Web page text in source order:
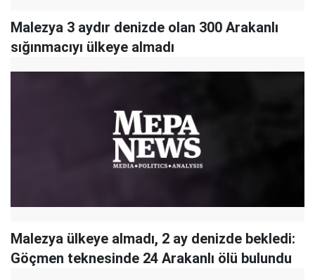
Malezya 3 aydır denizde olan 300 Arakanlı
sığınmacıyı ülkeye almadı
Malezya ülkeye almadı, 2 ay denizde bekledi:
Göçmen teknesinde 24 Arakanlı ölü bulundu